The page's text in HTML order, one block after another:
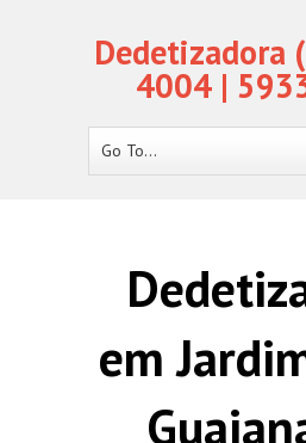
Dedetizadora
4004 |
Go To...
em